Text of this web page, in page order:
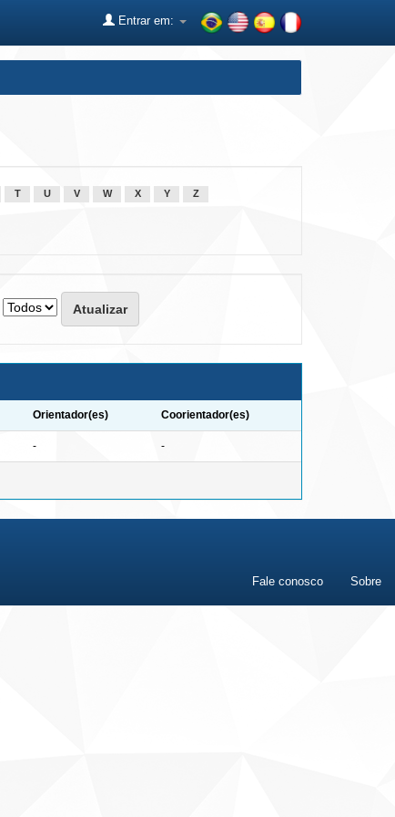
Entrar em:
T U V W X Y Z
Orientador(es) Coorientador(es)
- -
Fale conosco Sobre